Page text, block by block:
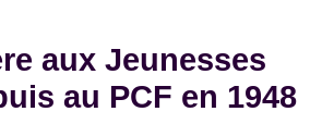
aux Jeunesses
au PCF en 1948